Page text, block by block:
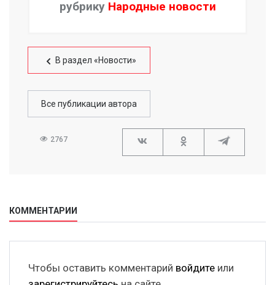
рубрику Народные новости
В раздел «Новости»
Все публикации автора
2767
КОММЕНТАРИИ
Чтобы оставить комментарий войдите или